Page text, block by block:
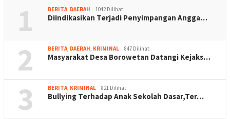
1 BERITA DAERAH 1042 Dilihat
Diindikasikan Terjadi Penyimpangan Angga…
2 BERITA DAERAH KRIMINAL 847 Dilihat
Masyarakat Desa Borowetan Datangi Kejaks…
3 BERITA KRIMINAL 821 Dilihat
Bullying Terhadap Anak Sekolah Dasar,Ter…